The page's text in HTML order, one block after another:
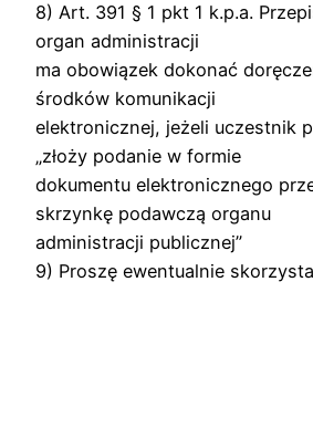
8) Art. 391 § 1 pkt 1 k.p.a.
organ administracji
ma obowiązek dokonać
środków komunikacji
elektronicznej, jeżeli uczestnik
„złoży podanie w formie
dokumentu elektronicznego
skrzynkę podawczą organu
administracji publicznej”
9) Proszę ewentualnie